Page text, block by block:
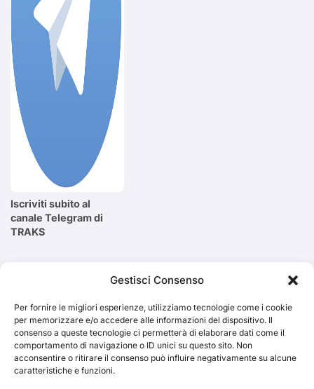
Gestisci Consenso
Per fornire le migliori esperienze, utilizziamo tecnologie come i cookie
per memorizzare e/o accedere alle informazioni del dispositivo. Il
consenso a queste tecnologie ci permetterà di elaborare dati come il
comportamento di navigazione o ID unici su questo sito. Non
acconsentire o ritirare il consenso può influire negativamente su alcune
caratteristiche e funzioni.
Iscriviti subito al
canale Telegram di
TRAKS
Cerca